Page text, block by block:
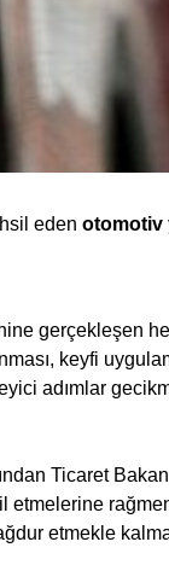
eden otomotiv
gerçekleşen
keyfi
adımlar
Ticaret
etmelerine
etmekle